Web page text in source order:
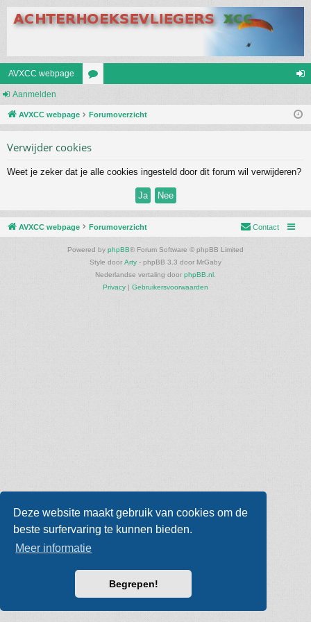
Deze website maakt gebruik van cookies om de
beste surfervaring te kunnen bieden.
Meer informatie
Begrepen!
AVXCC webpage
u m
Aanmelden
AVXCC webpage Forumoverzicht
Verwijder cookies
Weet je zeker dat je alle cookies ingesteld door dit forum wil verwijderen?
AVXCC webpage Forumoverzicht Contact
Powered by phpBB® Forum Software © phpBB Limited
Style door Arty - phpBB 3.3 door MrGaby
Nederlandse vertaling door phpBB.nl
Privacy | Gebruikersvoorwaarden